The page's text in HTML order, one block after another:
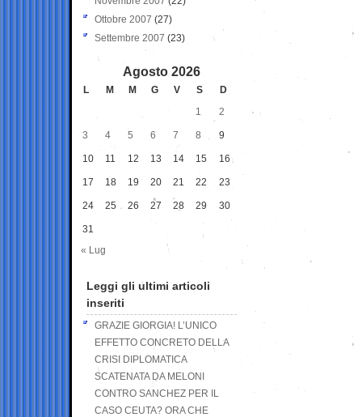
Ottobre 2007 (27)
Settembre 2007 (23)
Agosto 2026
L M M G V S
D
1
2
3 4 5 6 7 8 9
10 11 12 13 14 15 16
17 18 19 20 21 22 23
24 25 26 27 28 29 30
31
« Lug
Leggi gli ultimi articoli
inseriti
GRAZIE GIORGIA! L’UNICO
EFFETTO CONCRETO DELLA
CRISI DIPLOMATICA
SCATENATA DA MELONI
CONTRO SANCHEZ PER IL
CASO CEUTA? ORA CHE